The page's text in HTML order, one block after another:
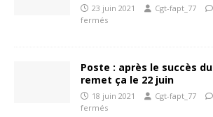
23 juin 2021 Cgt-fapt_77
fermés
Poste : après le succès
remet ça le 22 juin
18 juin 2021 Cgt-fapt_77
fermés